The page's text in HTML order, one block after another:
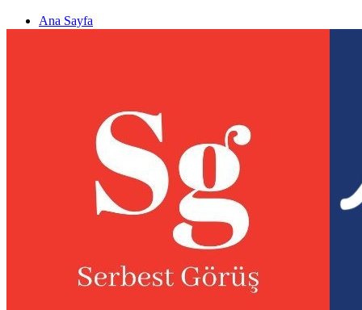
Ana Sayfa